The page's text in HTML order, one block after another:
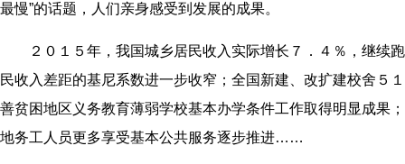
最慢”的话题，人们亲身感受到发展的成果。
２０１５年，我国城乡居民收入实际增长７．４％，继续
民收入差距的基尼系数进一步收窄；全国新建、改扩建校舍５
善贫困地区义务教育薄弱学校基本办学条件工作取得明显成果
地务工人员更多享受基本公共服务逐步推进……